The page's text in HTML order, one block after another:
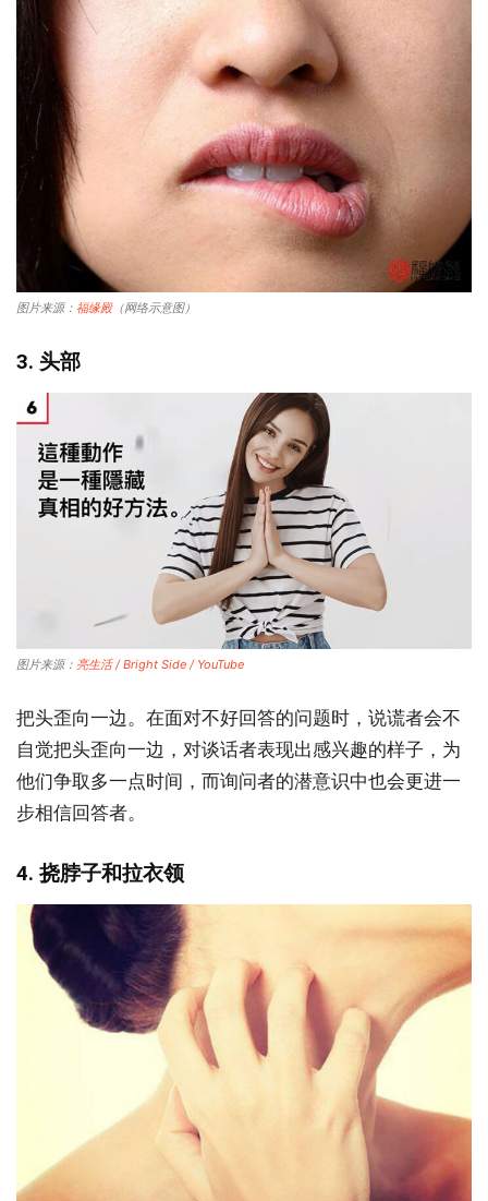
图片来源： 福缘殿（网络示意图）
3. 头部
图片来源： 亮生活 / Bright Side / YouTube
把头歪向一边。在面对不好回答的问题时，说谎者会不
自觉把头歪向一边，对谈话者表现出感兴趣的样子，为
他们争取多一点时间，而询问者的潜意识中也会更进一
步相信回答者。
4. 挠脖子和拉衣领